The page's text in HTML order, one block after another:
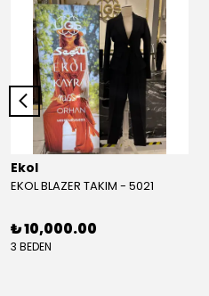
Ekol
EKOL BLAZER TAKIM - 5021
₺ 10,000.00
3 BEDEN